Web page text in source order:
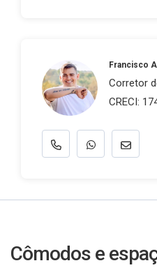
Francisco
Corretor
CRECI:
Cômodos e